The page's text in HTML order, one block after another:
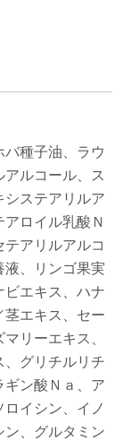
種子油、ラウ
ルコール、ス
システアリルア
ロイル乳酸Ｎ
アリルアルコ
液、リンゴ果実
ビエキス、ハナ
茎エキス、セー
リーエキス、
、グリチルリチ
ギン酸Ｎａ、ア
イシン、イノ
ン、グルタミン